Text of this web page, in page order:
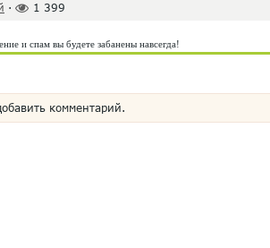
· 1 399
и спам вы будете забанены навсегда!
комментарий.